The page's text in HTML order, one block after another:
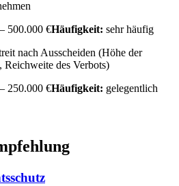
500.000 €Häufigkeit: sehr häufig
nach Ausscheiden (Höhe der
Reichweite des Verbots)
250.000 €Häufigkeit: gelegentlich